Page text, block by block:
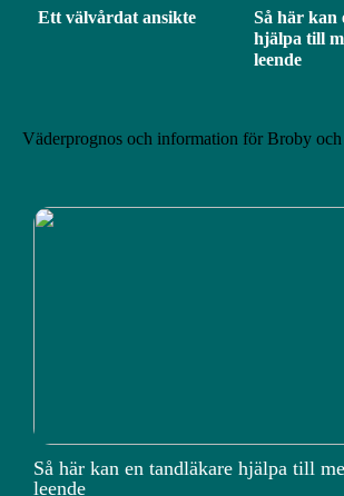
Ett välvårdat ansikte
Så här kan
hjälpa till
leende
Väderprognos och information för Broby
Så här kan en tandläkare hjälpa till
leende